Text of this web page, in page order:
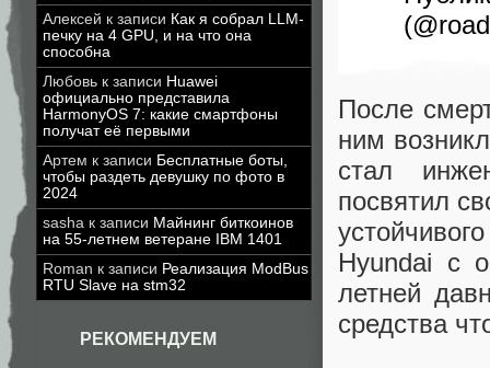
Алексей к записи Как я собрал LLM-
печку на 4 GPU, и на что она
способна
Любовь к записи Huawei
официально представила
HarmonyOS 7: какие смартфоны
получат её первыми
Артем к записи Бесплатные боты,
чтобы раздеть девушку по фото в
2024
sasha к записи Майнинг биткоинов
на 55-летнем ветеране IBM 1401
Roman к записи Реализация ModBus
RTU Slave на stm32
РЕКОМЕНДУЕМ
После
ним
стал
посвятил
Hyundai с
летней
средства